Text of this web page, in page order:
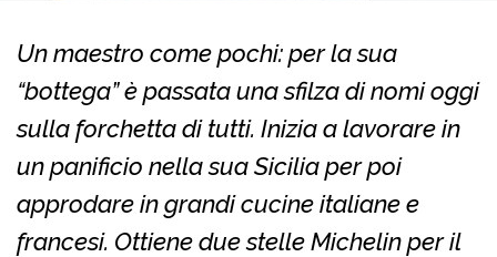
Un maestro come pochi: per la sua
“bottega” è passata una sfilza di nomi oggi
sulla forchetta di tutti. Inizia a lavorare in
un panificio nella sua Sicilia per poi
approdare in grandi cucine italiane e
francesi. Ottiene due stelle Michelin per il